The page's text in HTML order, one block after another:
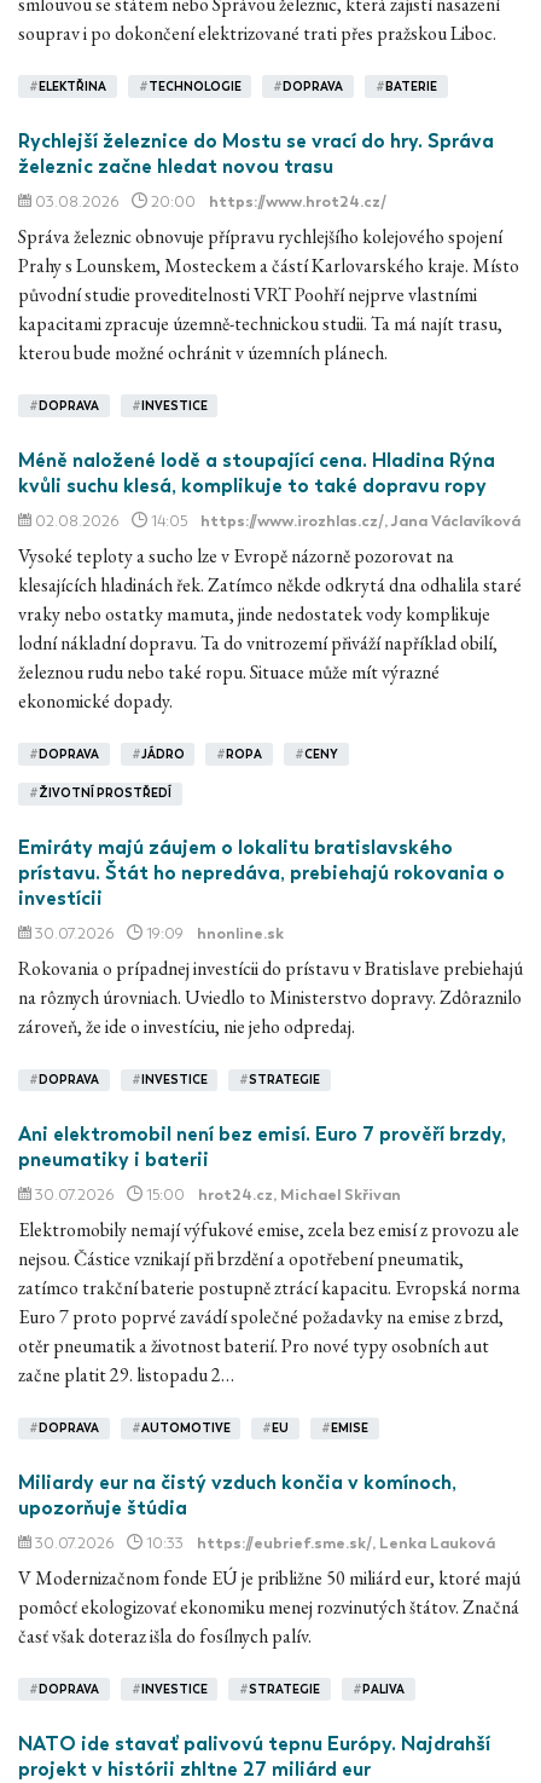
souprav i po dokončení elektrizované trati přes pražskou Liboc.
# ELEKTŘINA #TECHNOLOGIE # DOPRAVA # BATERIE
Rychlejší železnice do Mostu se vrací do hry. Správa
železnic začne hledat novou trasu
03.08.2026 20:00 https://www.hrot24.cz/
Správa železnic obnovuje přípravu rychlejšího kolejového spojení
Prahy s Lounskem, Mosteckem a částí Karlovarského kraje. Místo
původní studie proveditelnosti VRT Poohří nejprve vlastními
kapacitami zpracuje územně-technickou studii. Ta má najít trasu,
kterou bude možné ochránit v územních plánech.
# DOPRAVA # INVESTICE
Méně naložené lodě a stoupající cena. Hladina Rýna
kvůli suchu klesá, komplikuje to také dopravu ropy
02.08.2026 14:05 https://www.irozhlas.cz/, Jana Václavíková
Vysoké teploty a sucho lze v Evropě názorně pozorovat na
klesajících hladinách řek. Zatímco někde odkrytá dna odhalila staré
vraky nebo ostatky mamuta, jinde nedostatek vody komplikuje
lodní nákladní dopravu. Ta do vnitrozemí přiváží například obilí,
železnou rudu nebo také ropu. Situace může mít výrazné
ekonomické dopady.
# DOPRAVA #JÁDRO # ROPA #CENY
#ŽIVOTNÍ PROSTŘEDÍ
Emiráty majú záujem o lokalitu bratislavského
prístavu. Štát ho nepredáva, prebiehajú rokovania o
investícii
30.07.2026 19:09 hnonline.sk
Rokovania o prípadnej investícii do prístavu v Bratislave prebiehajú
na rôznych úrovniach. Uviedlo to Ministerstvo dopravy. Zdôraznilo
zároveň, že ide o investíciu, nie jeho odpredaj.
# DOPRAVA # INVESTICE #STRATEGIE
Ani elektromobil není bez emisí. Euro 7 prověří brzdy,
pneumatiky i baterii
30.07.2026 15:00 hrot24.cz, Michael Skřivan
Elektromobily nemají výfukové emise, zcela bez emisí z provozu ale
nejsou. Částice vznikají při brzdění a opotřebení pneumatik,
zatímco trakční baterie postupně ztrácí kapacitu. Evropská norma
Euro 7 proto poprvé zavádí společné požadavky na emise z brzd,
otěr pneumatik a životnost baterií. Pro nové typy osobních aut
začne platit 29. listopadu 2…
# DOPRAVA #AUTOMOTIVE # EU # EMISE
Miliardy eur na čistý vzduch končia v komínoch,
upozorňuje štúdia
30.07.2026 10:33 https://eubrief.sme.sk/, Lenka Lauková
V Modernizačnom fonde EÚ je približne 50 miliárd eur, ktoré majú
pomôcť ekologizovať ekonomiku menej rozvinutých štátov. Značná
časť však doteraz išla do fosílnych palív.
# DOPRAVA # INVESTICE #STRATEGIE # PALIVA
NATO ide stavať palivovú tepnu Európy. Najdrahší
projekt v histórii zhltne 27 miliárd eur